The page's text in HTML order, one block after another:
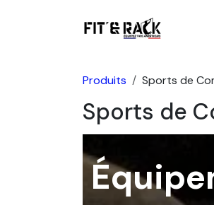
Produits Sports de
Sports de